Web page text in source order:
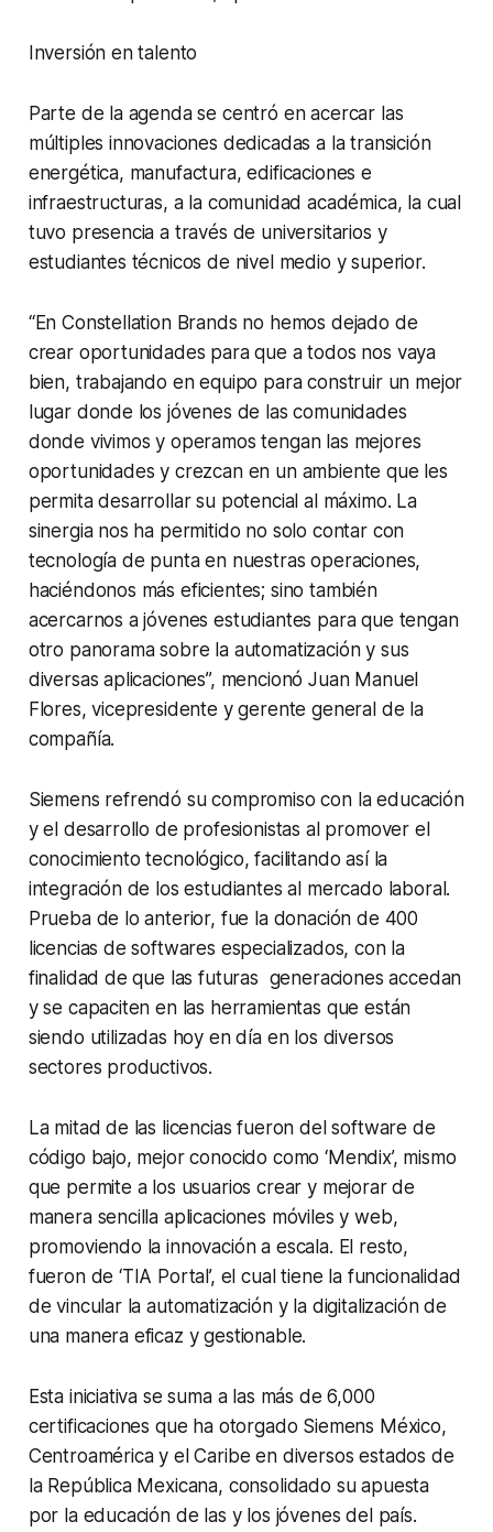
Inversión en talento
Parte de la agenda se centró en acercar las
múltiples innovaciones dedicadas a la transición
energética, manufactura, edificaciones e
infraestructuras, a la comunidad académica, la cual
tuvo presencia a través de universitarios y
estudiantes técnicos de nivel medio y superior.
“En Constellation Brands no hemos dejado de
crear oportunidades para que a todos nos vaya
bien, trabajando en equipo para construir un mejor
lugar donde los jóvenes de las comunidades
donde vivimos y operamos tengan las mejores
oportunidades y crezcan en un ambiente que les
permita desarrollar su potencial al máximo. La
sinergia nos ha permitido no solo contar con
tecnología de punta en nuestras operaciones,
haciéndonos más eficientes; sino también
acercarnos a jóvenes estudiantes para que tengan
otro panorama sobre la automatización y sus
diversas aplicaciones”, mencionó Juan Manuel
Flores, vicepresidente y gerente general de la
compañía.
Siemens refrendó su compromiso con la educación
y el desarrollo de profesionistas al promover el
conocimiento tecnológico, facilitando así la
integración de los estudiantes al mercado laboral.
Prueba de lo anterior, fue la donación de 400
licencias de softwares especializados, con la
finalidad de que las futuras generaciones accedan
y se capaciten en las herramientas que están
siendo utilizadas hoy en día en los diversos
sectores productivos.
La mitad de las licencias fueron del software de
código bajo, mejor conocido como ‘Mendix’, mismo
que permite a los usuarios crear y mejorar de
manera sencilla aplicaciones móviles y web,
promoviendo la innovación a escala. El resto,
fueron de ‘TIA Portal’, el cual tiene la funcionalidad
de vincular la automatización y la digitalización de
una manera eficaz y gestionable.
Esta iniciativa se suma a las más de 6,000
certificaciones que ha otorgado Siemens México,
Centroamérica y el Caribe en diversos estados de
la República Mexicana, consolidado su apuesta
por la educación de las y los jóvenes del país.